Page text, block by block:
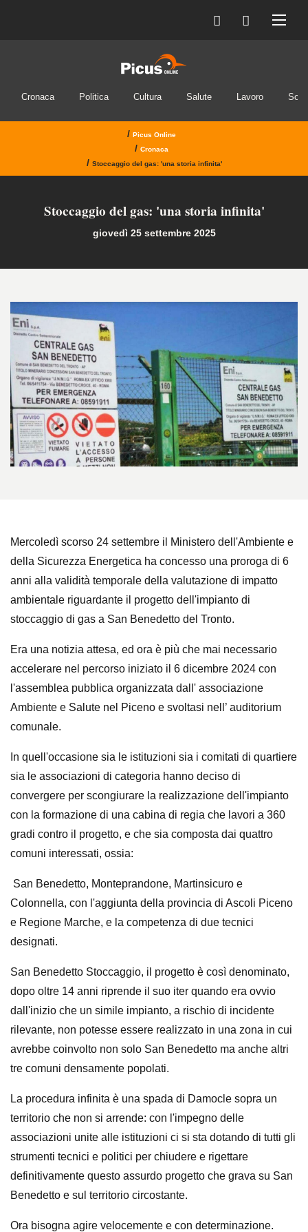
Cronaca Politica Cultura Salute Lavoro
/ Picus Online
/ Cronaca
/ Stoccaggio del gas: 'una storia infinita'
Stoccaggio del gas: 'una storia infinita'
giovedì 25 settembre 2025
Mercoledì scorso 24 settembre il Ministero dell'Ambiente e
della Sicurezza Energetica ha concesso una proroga di 6
anni alla validità temporale della valutazione di impatto
ambientale riguardante il progetto dell'impianto di
stoccaggio di gas a San Benedetto del Tronto.
Era una notizia attesa, ed ora è più che mai necessario
accelerare nel percorso iniziato il 6 dicembre 2024 con
l'assemblea pubblica organizzata dall' associazione
Ambiente e Salute nel Piceno e svoltasi nell’ auditorium
comunale.
In quell'occasione sia le istituzioni sia i comitati di quartiere
sia le associazioni di categoria hanno deciso di
convergere per scongiurare la realizzazione dell'impianto
con la formazione di una cabina di regia che lavori a 360
gradi contro il progetto, e che sia composta dai quattro
comuni interessati, ossia:
San Benedetto, Monteprandone, Martinsicuro e
Colonnella, con l'aggiunta della provincia di Ascoli Piceno
e Regione Marche, e la competenza di due tecnici
designati.
San Benedetto Stoccaggio, il progetto è così denominato,
dopo oltre 14 anni riprende il suo iter quando era ovvio
dall'inizio che un simile impianto, a rischio di incidente
rilevante, non potesse essere realizzato in una zona in cui
avrebbe coinvolto non solo San Benedetto ma anche altri
tre comuni densamente popolati.
La procedura infinita è una spada di Damocle sopra un
territorio che non si arrende: con l'impegno delle
associazioni unite alle istituzioni ci si sta dotando di tutti gli
strumenti tecnici e politici per chiudere e rigettare
definitivamente questo assurdo progetto che grava su San
Benedetto e sul territorio circostante.
Ora bisogna agire velocemente e con determinazione.